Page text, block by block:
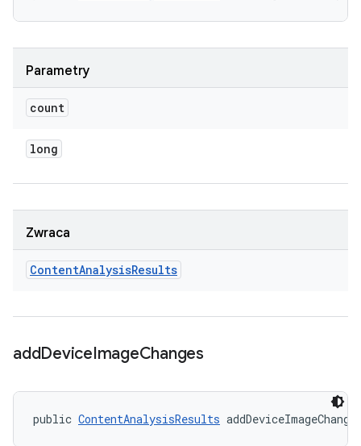
Parametry
count
long
Zwraca
ContentAnalysisResults
addDeviceImageChanges
public ContentAnalysisResults